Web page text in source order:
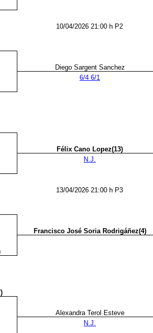
10/04/2026 21:00 h P2
Diego Sargent Sanchez
6/4 6/1
Félix Cano Lopez(13)
N.J.
13/04/2026 21:00 h P3
Francisco José Soria Rodrigáñez(4)
Alexandra Terol Esteve
N.J.